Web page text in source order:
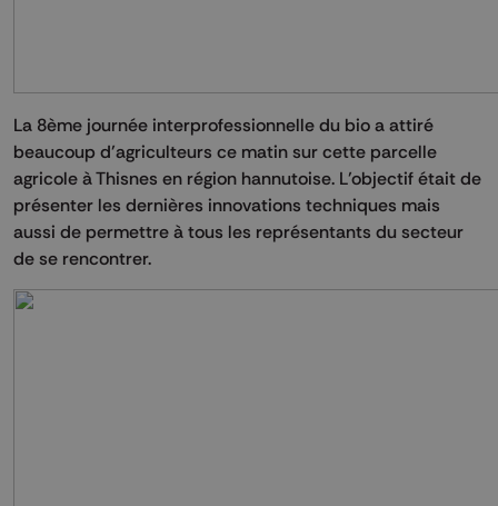
La 8ème journée interprofessionnelle du bio a attiré
beaucoup d’agriculteurs ce matin sur cette parcelle
agricole à Thisnes en région hannutoise. L’objectif était de
présenter les dernières innovations techniques mais
aussi de permettre à tous les représentants du secteur
de se rencontrer.